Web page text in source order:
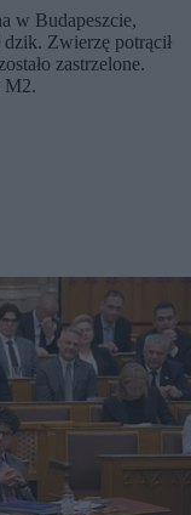
w Budapeszcie,
dzik. Zwierzę potrącił
zastrzelone.
M2.